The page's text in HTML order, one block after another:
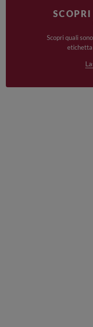
Scopri quali
etichetta